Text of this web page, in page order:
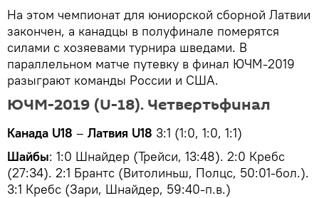
На этом чемпионат для юниорской сборной Латвии
закончен, а канадцы в полуфинале померятся
силами с хозяевами турнира шведами. В
параллельном матче путевку в финал ЮЧМ-2019
разыграют команды России и США.
ЮЧМ-2019 (U-18). Четвертьфинал
Канада U18 – Латвия U18 3:1 (1:0, 1:0, 1:1)
Шайбы: 1:0 Шнайдер (Трейси, 13:48). 2:0 Кребс
(27:34). 2:1 Брантс (Витолиньш, Полцс, 50:01-бол.).
3:1 Кребс (Зари, Шнайдер, 59:40-п.в.)